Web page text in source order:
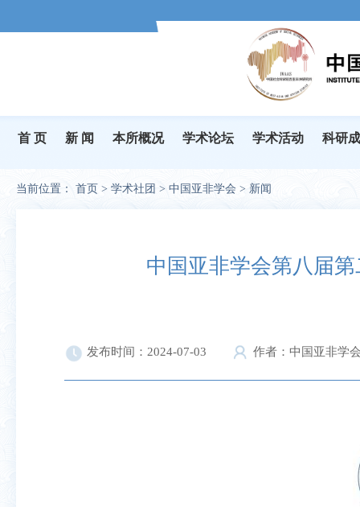
首 页 新 闻 本所概况 学术论坛 学术活动 科研
当前位置： 首页 > 学术社团 > 中国亚非学会 > 新闻
中国亚非学会第八届
发布时间：2024-07-03 作者：中国亚非学